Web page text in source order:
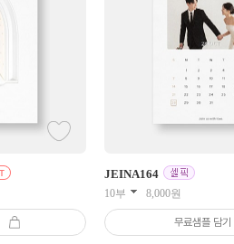
JEINA164
10부 8,000원
무료샘플 담기